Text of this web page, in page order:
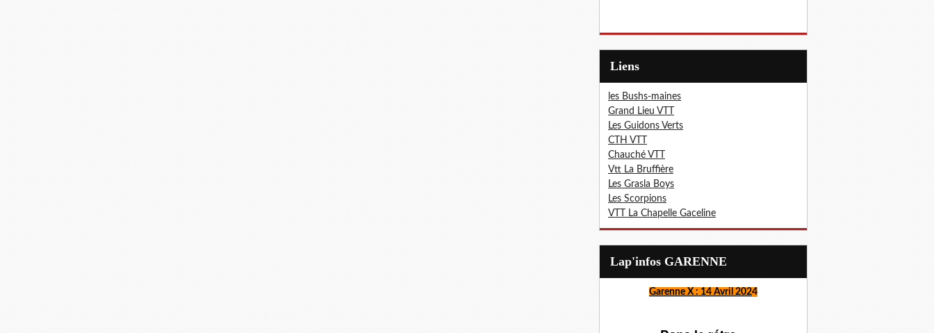
Liens
les Bushs-maines
Grand Lieu VTT
Les Guidons Verts
CTH VTT
Chauché VTT
Vtt La Bruffière
Les Grasla Boys
Les Scorpions
VTT La Chapelle Gaceline
Lap'infos GARENNE
Garenne X : 14 Avril 2024